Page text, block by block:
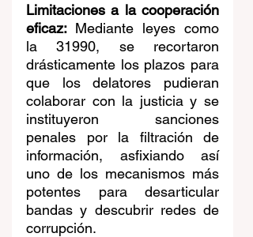
Limitaciones a la cooperación
eficaz: Mediante leyes como
la 31990, se recortaron
drásticamente los plazos para
que los delatores pudieran
colaborar con la justicia y se
instituyeron sanciones
penales por la filtración de
información, asfixiando así
uno de los mecanismos más
potentes para desarticular
bandas y descubrir redes de
corrupción.